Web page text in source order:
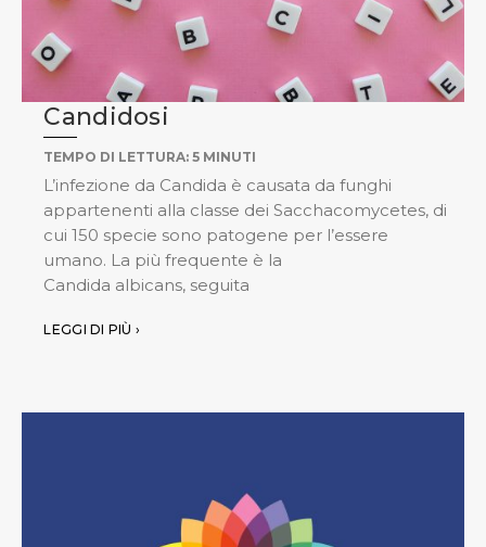
Candidosi
TEMPO DI LETTURA: 5 MINUTI
L’infezione da Candida è causata da funghi
appartenenti alla classe dei Sacchacomycetes, di
cui 150 specie sono patogene per l’essere
umano. La più frequente è la
Candida albicans, seguita
LEGGI DI PIÙ ›